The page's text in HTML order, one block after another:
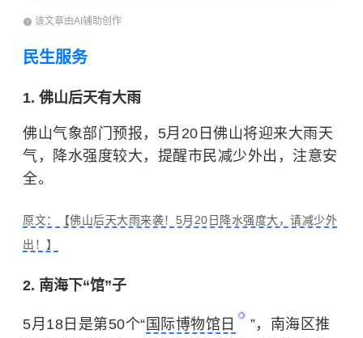
该文章由AI辅助创作
民生服务
1. 佛山后天有大雨
佛山气象部门预报，5月20日佛山将迎来大雨天
气，降水强度较大，提醒市民减少外出，注意安
全。
原文：【佛山后天大雨来袭！5月20日降水强度大，请减少外
出！】
2. 南海下“馆”子
5月18日是第50个“ 国际博物馆日
”，南海区推